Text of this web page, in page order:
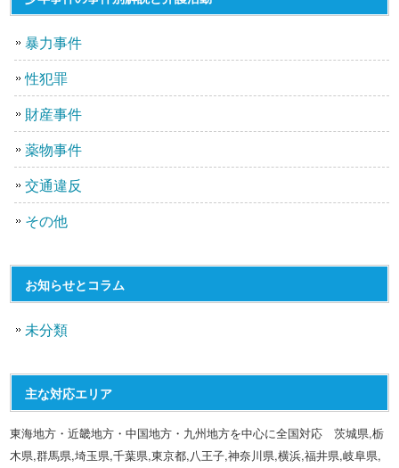
暴力事件
性犯罪
財産事件
薬物事件
交通違反
その他
お知らせとコラム
未分類
主な対応エリア
東海地方・近畿地方・中国地方・九州地方を中心に全国対応 茨城県,栃
木県,群馬県,埼玉県,千葉県,東京都,八王子,神奈川県,横浜,福井県,岐阜県,